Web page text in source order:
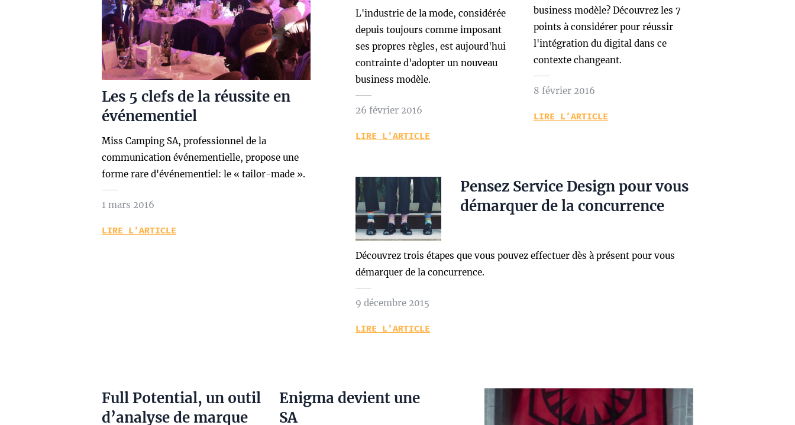
Les 5 clefs de la réussite en
événementiel
Miss Camping SA, professionnel de la
communication événementielle, propose une
forme rare d'événementiel: le « tailor-made ».
1 mars 2016
LIRE L’ARTICLE
L'industrie de la mode, considérée
depuis toujours comme imposant
ses propres règles, est aujourd'hui
contrainte d'adopter un nouveau
business modèle.
26 février 2016
LIRE L’ARTICLE
business modèle? Découvrez les 7
points à considérer pour réussir
l'intégration du digital dans ce
contexte changeant.
8 février 2016
LIRE L’ARTICLE
Pensez Service Design pour vous
démarquer de la concurrence
Découvrez trois étapes que vous pouvez effectuer dès à présent pour vous
démarquer de la concurrence.
9 décembre 2015
LIRE L’ARTICLE
Full Potential, un outil
d’analyse de marque
Enigma devient une
SA